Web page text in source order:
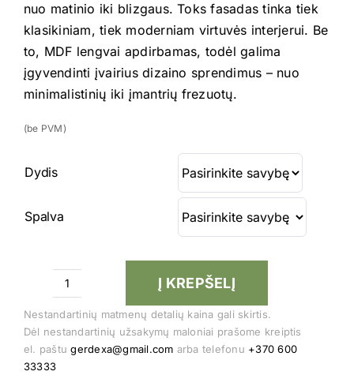
nuo matinio iki blizgaus. Toks fasadas tinka tiek
klasikiniam, tiek moderniam virtuvės interjerui. Be
to, MDF lengvai apdirbamas, todėl galima
įgyvendinti įvairius dizaino sprendimus – nuo
minimalistinių iki įmantrių frezuotų.
(be PVM)
Dydis
Spalva
produkto
kiekis:
Moderna
3
Į KREPŠELĮ
Nestandartinių matmenų detalių kaina gali skirtis.
Dėl nestandartinių užsakymų maloniai prašome kreiptis
el. paštugerdexa@gmail.com arba telefonu +370 600
33333